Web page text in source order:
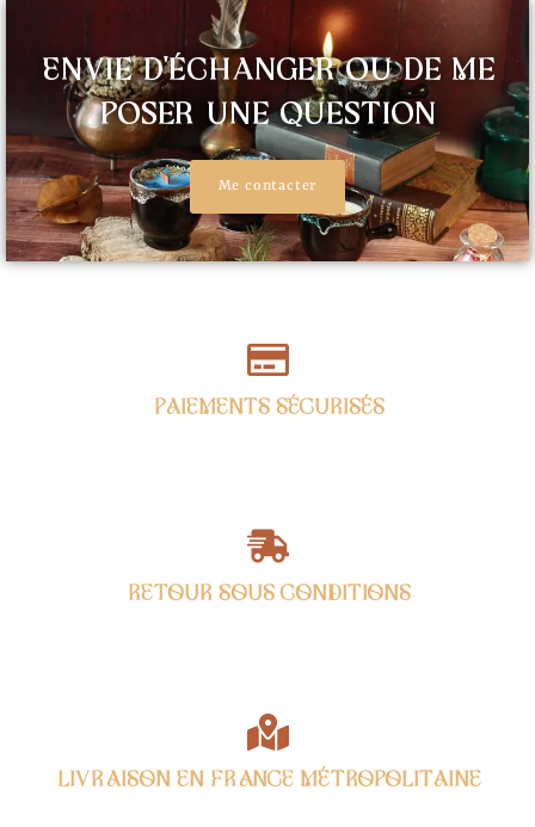
Envie d'échanger ou de me
poser une question
Me contacter
PAIEMENTS SÉCURISÉS
RETOUR SOUS CONDITIONS
LIVRAISON EN FRANCE MÉTROPOLITAINE